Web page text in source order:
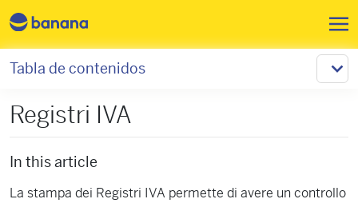
Registri IVA
In this article
La stampa dei Registri IVA permette di avere un controllo
Tabla de contenidos